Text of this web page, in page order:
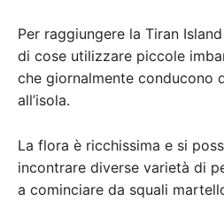
Per raggiungere la Tiran
di cose utilizzare piccole
che giornalmente conducono
all’isola.
La flora è ricchissima e si
incontrare diverse varietà di
a cominciare da squali